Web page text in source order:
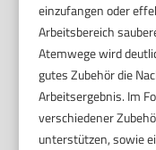
einzufangen oder
Arbeitsbereich
Atemwege wird
gutes Zubehör die
Arbeitsergebnis. Im
verschiedener
unterstützen, sowie